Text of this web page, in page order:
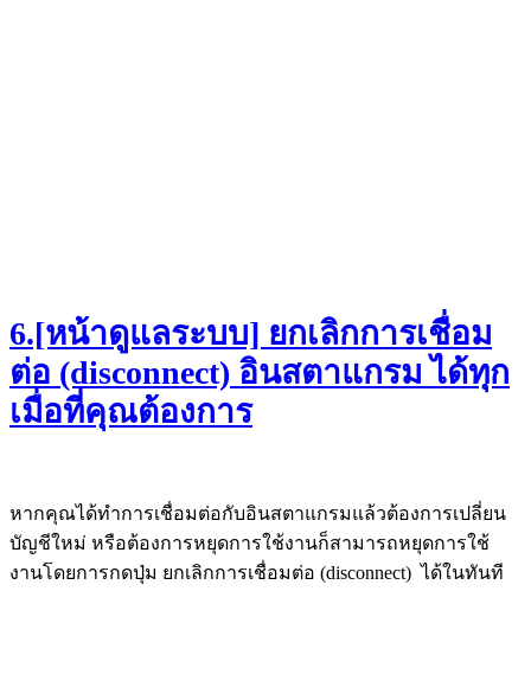
6.[หน้าดูแลระบบ] ยกเลิกการเชื่อม
ต่อ (disconnect) อินสตาแกรม ได้ทุก
เมื่อที่คุณต้องการ
หากคุณได้ทำการเชื่อมต่อกับอินสตาแกรมแล้วต้องการเปลี่ยน
บัญชีใหม่ หรือต้องการหยุดการใช้งานก็สามารถหยุดการใช้
งานโดยการกดปุ่ม ยกเลิกการเชื่อมต่อ (disconnect) ได้ในทันที